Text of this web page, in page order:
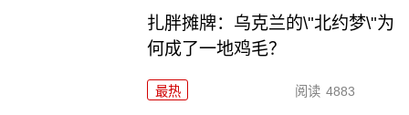
扎胖摊牌：乌克兰的\"北约梦\"为
何成了一地鸡毛？
最热 阅读 4883